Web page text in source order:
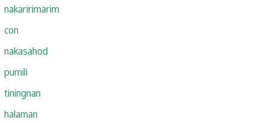
nakaririmarim
con
nakasahod
pumili
tiningnan
halaman